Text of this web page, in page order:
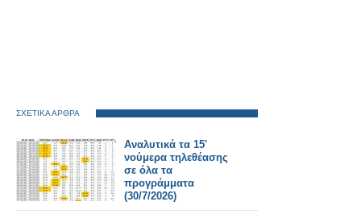
ΣΧΕΤΙΚΑ ΑΡΘΡΑ
Αναλυτικά τα 15'
νούμερα τηλεθέασης
σε όλα τα
προγράμματα
(30/7/2026)